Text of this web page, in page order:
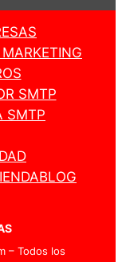
SMTP
SMTP
BLOG
– Todos los